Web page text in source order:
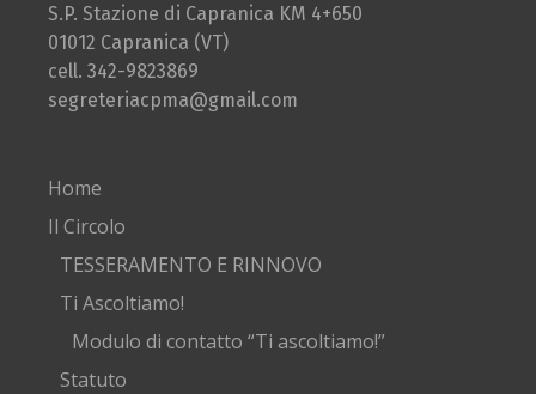
S.P. Stazione di Capranica KM 4+650
01012 Capranica (VT)
cell. 342-9823869
segreteriacpma@gmail.com
Home
Il Circolo
TESSERAMENTO E RINNOVO
Ti Ascoltiamo!
Modulo di contatto “Ti ascoltiamo!”
Statuto